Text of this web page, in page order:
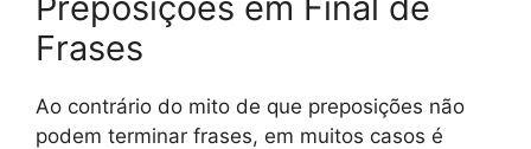
Frases
Ao contrário do mito de que preposições não
podem terminar frases, em muitos casos é